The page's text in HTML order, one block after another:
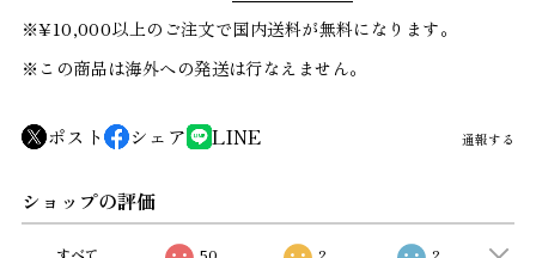
※¥10,000以上のご注文で国内送料が無料になります。
※この商品は海外への発送は行なえません。
ポスト シェア LINE 通報する
ショップの評価